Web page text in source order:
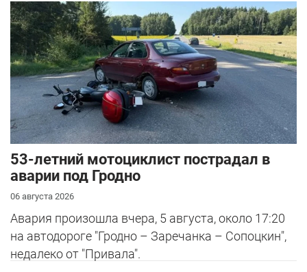
53-летний мотоциклист пострадал в
аварии под Гродно
06 августа 2026
Авария произошла вчера, 5 августа, около 17:20
на автодороге "Гродно – Заречанка – Сопоцкин",
недалеко от "Привала".